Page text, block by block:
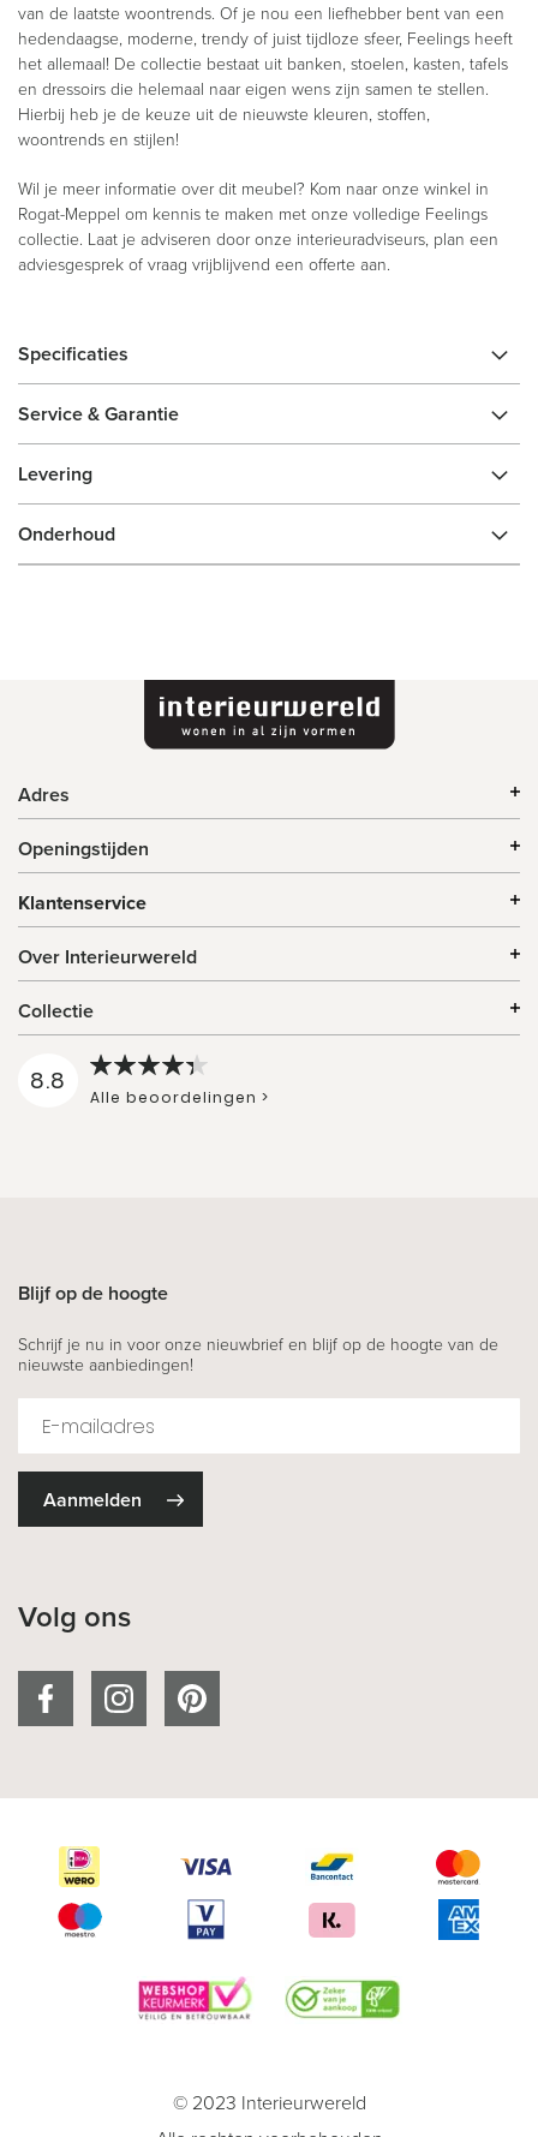
van de laatste woontrends. Of je nou een liefhebber bent van een
hedendaagse, moderne, trendy of juist tijdloze sfeer, Feelings heeft
het allemaal! De collectie bestaat uit banken, stoelen, kasten, tafels
en dressoirs die helemaal naar eigen wens zijn samen te stellen.
Hierbij heb je de keuze uit de nieuwste kleuren, stoffen,
woontrends en stijlen!
Wil je meer informatie over dit meubel? Kom naar onze winkel in
Rogat-Meppel om kennis te maken met onze volledige Feelings
collectie. Laat je adviseren door onze interieuradviseurs, plan een
adviesgesprek of vraag vrijblijvend een offerte aan.
Specificaties
Service & Garantie
Levering
Onderhoud
Adres
Openingstijden
Klantenservice
Over Interieurwereld
Collectie
8.8
Alle beoordelingen >
Blijf op de hoogte
Schrijf je nu in voor onze nieuwbrief en blijf op de hoogte van de
nieuwste aanbiedingen!
Aanmelden
Volg ons
© 2023 Interieurwereld